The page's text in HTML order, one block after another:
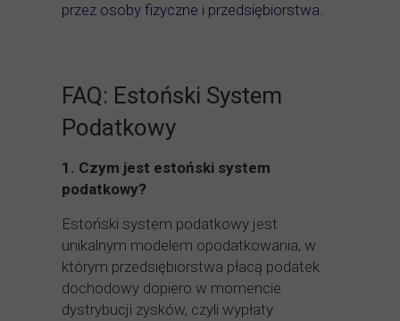
przez osoby fizyczne i przedsiębiorstwa.
FAQ: Estoński System
Podatkowy
1. Czym jest estoński system
podatkowy?
Estoński system podatkowy jest
unikalnym modelem opodatkowania, w
którym przedsiębiorstwa płacą podatek
dochodowy dopiero w momencie
dystrybucji zysków, czyli wypłaty